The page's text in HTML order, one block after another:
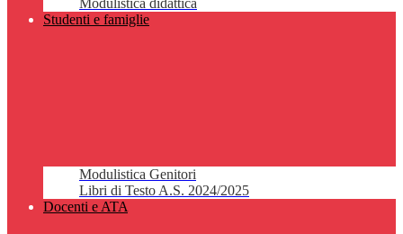
Modulistica didattica
Studenti e famiglie
Modulistica Genitori
Libri di Testo A.S. 2024/2025
Docenti e ATA